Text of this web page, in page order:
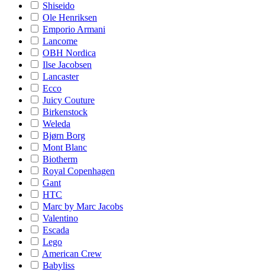
Shiseido
Ole Henriksen
Emporio Armani
Lancome
OBH Nordica
Ilse Jacobsen
Lancaster
Ecco
Juicy Couture
Birkenstock
Weleda
Bjørn Borg
Mont Blanc
Biotherm
Royal Copenhagen
Gant
HTC
Marc by Marc Jacobs
Valentino
Escada
Lego
American Crew
Babyliss